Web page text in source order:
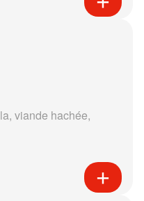
viande hachée,